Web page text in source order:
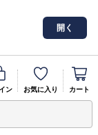
開く
ン お気に入り カート